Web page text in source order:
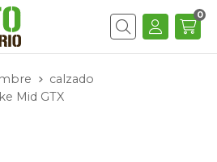
Buscar
0
calzado
Mid GTX